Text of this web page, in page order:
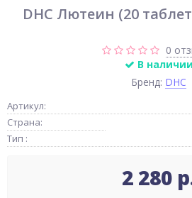
DHC Лютеин (20
0
В наличии
Бренд: DHC
Артикул:
Страна:
Тип :
2 280